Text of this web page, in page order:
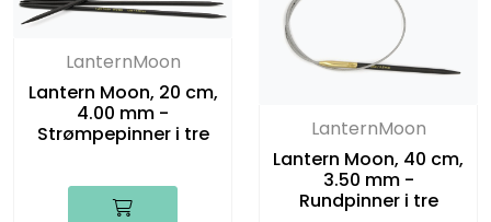
LanternMoon
Lantern Moon, 20 cm,
4.00 mm -
Strømpepinner i tre
LanternMoon
Lantern Moon, 40 cm,
3.50 mm -
Rundpinner i tre